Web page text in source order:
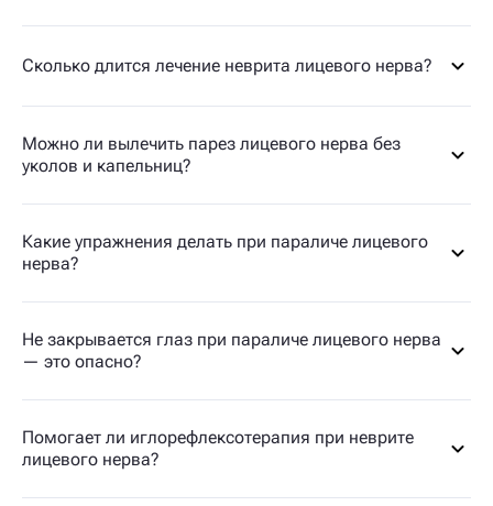
Сколько длится лечение неврита лицевого нерва?
Можно ли вылечить парез лицевого нерва без
уколов и капельниц?
Какие упражнения делать при параличе лицевого
нерва?
Не закрывается глаз при параличе лицевого нерва
— это опасно?
Помогает ли иглорефлексотерапия при неврите
лицевого нерва?